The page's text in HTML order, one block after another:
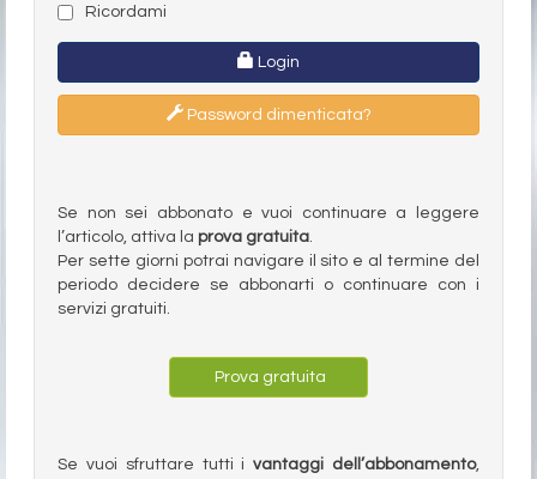
Ricordami
Login
Password dimenticata?
Se non sei abbonato e vuoi continuare a leggere
l’articolo, attiva la prova gratuita.
Per sette giorni potrai navigare il sito e al termine del
periodo decidere se abbonarti o continuare con i
servizi gratuiti.
Prova gratuita
Se vuoi sfruttare tutti ivantaggi dell’abbonamento,